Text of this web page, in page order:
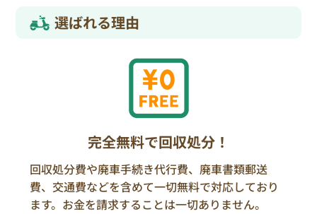
選ばれる理由
完全無料で回収処分！
回収処分費や廃車手続き代行費、廃車書類郵送
費、交通費などを含めて一切無料で対応しており
ます。お金を請求することは一切ありません。